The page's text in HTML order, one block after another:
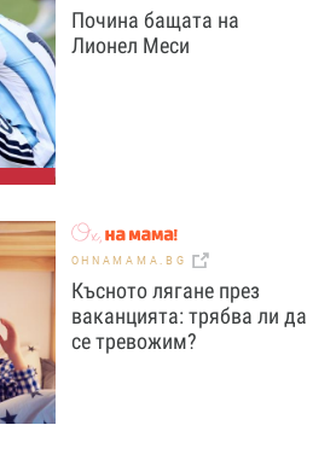
Почина бащата на
Лионел Меси
OHNAMAMA.BG
Късното лягане през
ваканцията: трябва ли да
се тревожим?